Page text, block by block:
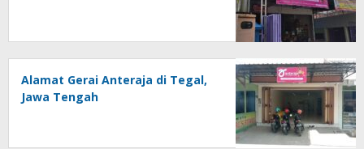
Alamat Gerai Anteraja di Tegal,
Jawa Tengah